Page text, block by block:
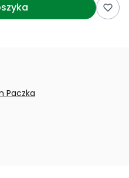
Paczka